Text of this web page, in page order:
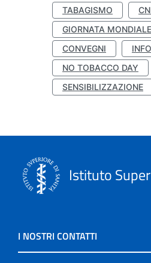
TABAGISMO
GIORNATA
CONVEGNI
NO TOBACCO DAY
SENSIBILIZZAZIONE
Istituto
I NOSTRI CONTATTI